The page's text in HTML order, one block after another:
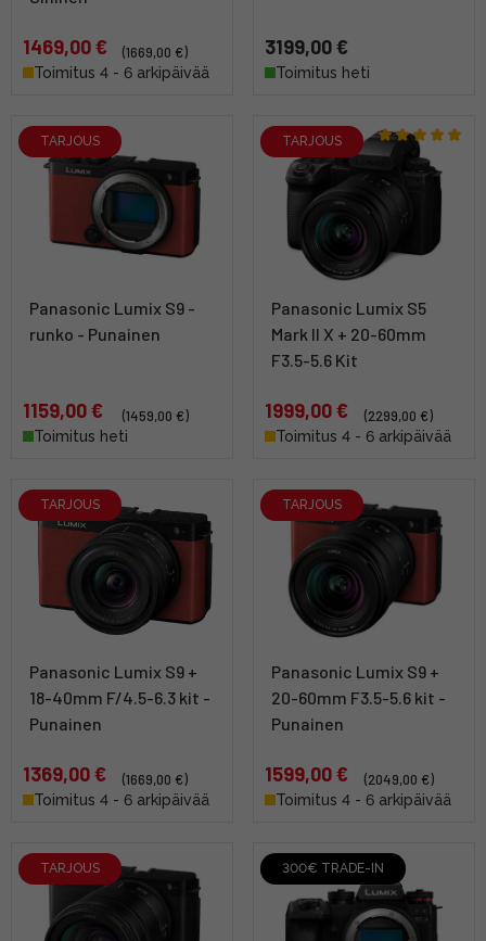
1469,00 €
(1669,00 €)
Toimitus 4 - 6 arkipäivää
3199,00 €
Toimitus heti
TARJOUS
Panasonic Lumix S9 -
runko - Punainen
1159,00 €
(1459,00 €)
Toimitus heti
TARJOUS
Panasonic Lumix S5
Mark II X + 20-60mm
F3.5-5.6 Kit
1999,00 €
(2299,00 €)
Toimitus 4 - 6 arkipäivää
TARJOUS
Panasonic Lumix S9 +
18-40mm F/4.5-6.3 kit -
Punainen
1369,00 €
(1669,00 €)
Toimitus 4 - 6 arkipäivää
TARJOUS
Panasonic Lumix S9 +
20-60mm F3.5-5.6 kit -
Punainen
1599,00 €
(2049,00 €)
Toimitus 4 - 6 arkipäivää
TARJOUS 300€ TRADE-IN